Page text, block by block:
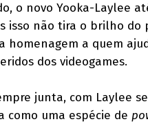
o novo Yooka-Laylee
isso não tira o brilho do
homenagem a quem
dos videogames.
junta, com Laylee
como uma espécie de